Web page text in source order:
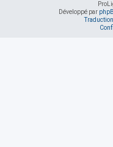
Développé par